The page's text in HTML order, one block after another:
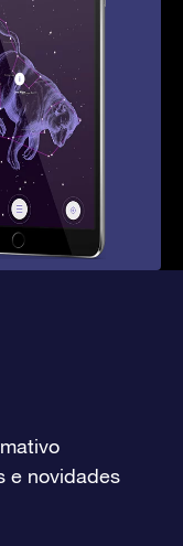
e novidades